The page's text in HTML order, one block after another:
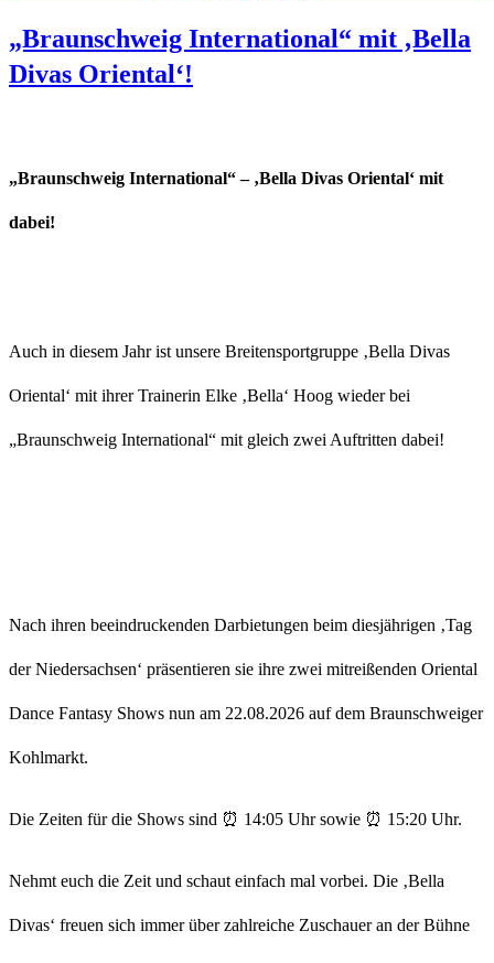
„Braunschweig International“ mit ‚Bella
Divas Oriental‘!
„Braunschweig International“ – ‚Bella Divas Oriental‘ mit
dabei!
Auch in diesem Jahr ist unsere Breitensportgruppe ‚Bella Divas
Oriental‘ mit ihrer Trainerin Elke ‚Bella‘ Hoog wieder bei
„Braunschweig International“ mit gleich zwei Auftritten dabei!
Nach ihren beeindruckenden Darbietungen beim diesjährigen ‚Tag
der Niedersachsen‘ präsentieren sie ihre zwei mitreißenden Oriental
Dance Fantasy Shows nun am 22.08.2026 auf dem Braunschweiger
Kohlmarkt.
Die Zeiten für die Shows sind ⏰ 14:05 Uhr sowie ⏰ 15:20 Uhr.
Nehmt euch die Zeit und schaut einfach mal vorbei. Die ‚Bella
Divas‘ freuen sich immer über zahlreiche Zuschauer an der Bühne